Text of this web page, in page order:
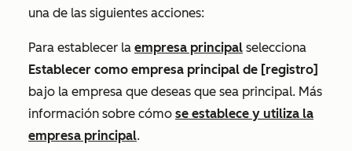
una de las siguientes acciones:
Para establecer la empresa principal selecciona
Establecer como empresa principal de [registro]
bajo la empresa que deseas que sea principal. Más
información sobre cómo se establece y utiliza la
empresa principal.